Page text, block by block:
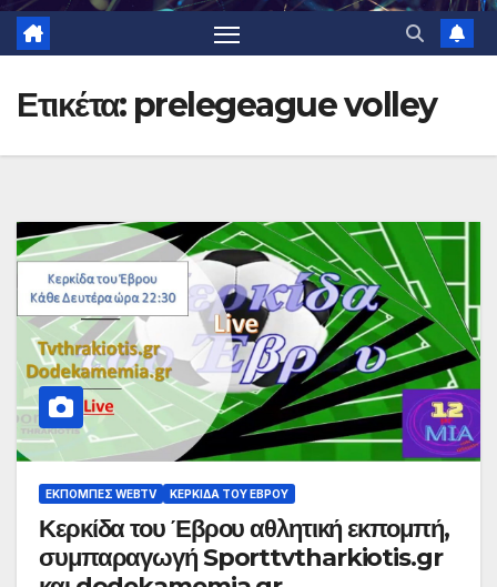
Ετικέτα: prelegeague volley
ΕΚΠΟΜΠΈΣ WEBTV ΚΕΡΚΊΔΑ ΤΟΥ ΈΒΡΟΥ
Κερκίδα του Έβρου αθλητική εκπομπή,
συμπαραγωγή Sporttvtharkiotis.gr